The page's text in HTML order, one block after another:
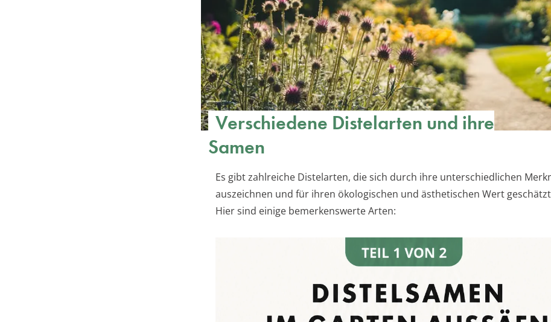
Verschiedene Distelarten und ihre
Samen
Es gibt zahlreiche Distelarten, die sich durch ihre unterschiedlichen
auszeichnen und für ihren ökologischen und ästhetischen Wert
Hier sind einige bemerkenswerte Arten: